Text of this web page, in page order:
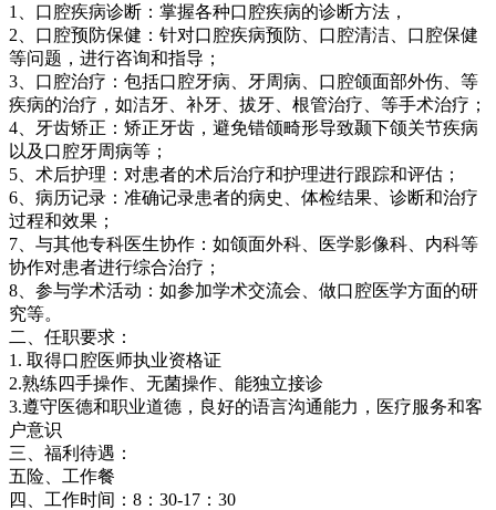
1、口腔疾病诊断：掌握各种口腔疾病的诊断方法，
2、口腔预防保健：针对口腔疾病预防、口腔清洁、口腔保健
等问题，进行咨询和指导；
3、口腔治疗：包括口腔牙病、牙周病、口腔颌面部外伤、等
疾病的治疗，如洁牙、补牙、拔牙、根管治疗、等手术治疗；
4、牙齿矫正：矫正牙齿，避免错颌畸形导致颞下颌关节疾病
以及口腔牙周病等；
5、术后护理：对患者的术后治疗和护理进行跟踪和评估；
6、病历记录：准确记录患者的病史、体检结果、诊断和治疗
过程和效果；
7、与其他专科医生协作：如颌面外科、医学影像科、内科等
协作对患者进行综合治疗；
8、参与学术活动：如参加学术交流会、做口腔医学方面的研
究等。
二、任职要求：
1. 取得口腔医师执业资格证
2.熟练四手操作、无菌操作、能独立接诊
3.遵守医德和职业道德，良好的语言沟通能力，医疗服务和客
户意识
三、福利待遇：
五险、工作餐
四、工作时间：8：30-17：30